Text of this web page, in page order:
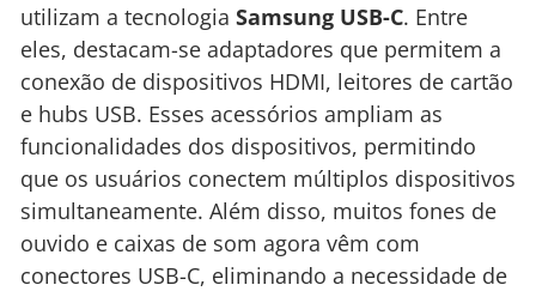
utilizam a tecnologia Samsung USB-C. Entre
eles, destacam-se adaptadores que permitem a
conexão de dispositivos HDMI, leitores de cartão
e hubs USB. Esses acessórios ampliam as
funcionalidades dos dispositivos, permitindo
que os usuários conectem múltiplos dispositivos
simultaneamente. Além disso, muitos fones de
ouvido e caixas de som agora vêm com
conectores USB-C, eliminando a necessidade de